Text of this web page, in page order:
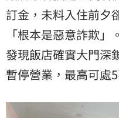
訂金 ，未料入住前
「根本是惡意詐欺」
發現飯店確實大門深
暫停營業，最高可處